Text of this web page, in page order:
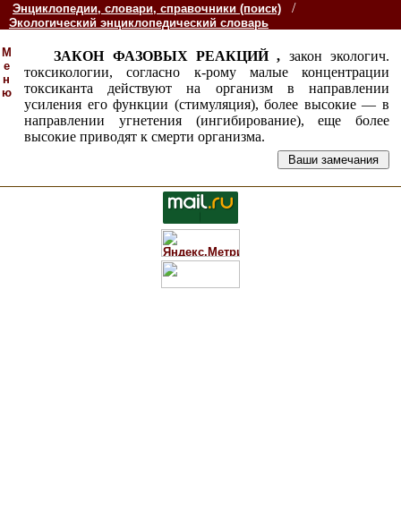
Энциклопедии, словари, справочники (поиск) /
Экологический энциклопедический словарь
М
е
н
ю
ЗАКОН ФАЗОВЫХ РЕАКЦИЙ , закон экологич.
токсикологии, согласно к-рому малые концентрации
токсиканта действуют на организм в направлении
усиления его функции (стимуляция), более высокие — в
направлении угнетения (ингибирование), еще более
высокие приводят к смерти организма.